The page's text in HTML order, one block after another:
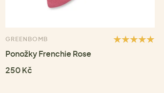
GREENBOMB
Ponožky Frenchie Rose
250 Kč